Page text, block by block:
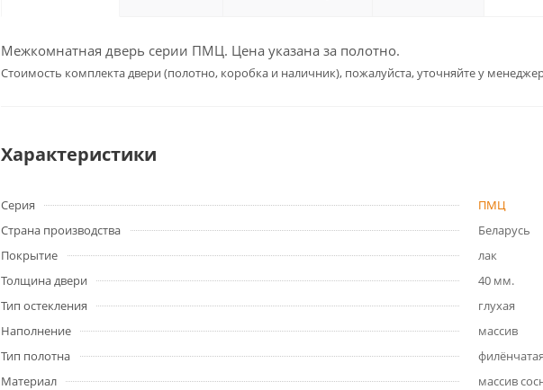
Межкомнатная дверь серии ПМЦ. Цена указана за полотно.
Cтоимость комплекта двери (полотно, коробка и наличник), пожалуйста, уточняйте у
Характеристики
Серия
ПМЦ
Страна производства
Беларусь
Покрытие
лак
Толщина двери
40 мм.
Тип остекления
глухая
Наполнение
массив
Тип полотна
филёнчатая
Материал
массив